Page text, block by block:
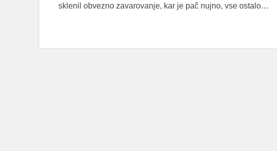
sklenil obvezno zavarovanje, kar je pač nujno, vse ostalo…